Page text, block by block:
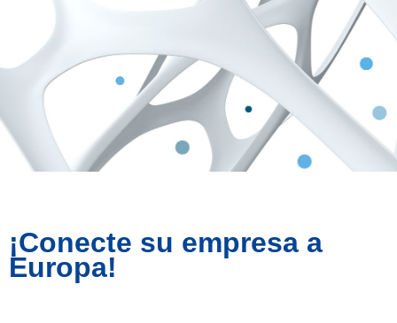
¡Conecte su empresa a
Europa!